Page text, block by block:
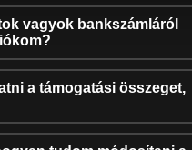
vagyok bankszámláról
a támogatási összeget,